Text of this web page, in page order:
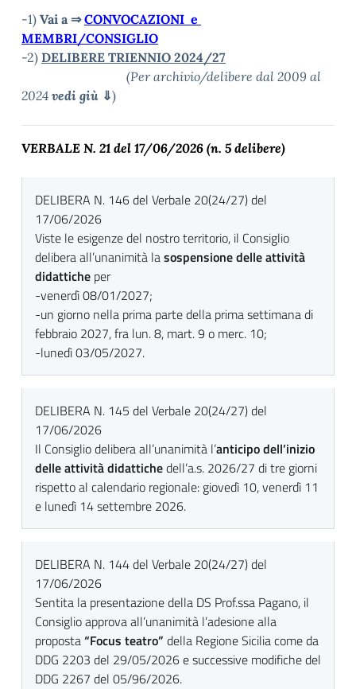
-1) Vai a ⇒ CONVOCAZIONI e
MEMBRI/CONSIGLIO
-2) DELIBERE TRIENNIO 2024/27
(Per archivio/delibere dal 2009 al
2024 vedi giù ⇓)
VERBALE N. 21 del 17/06/2026 (n. 5 delibere)
DELIBERA N. 146 del Verbale 20(24/27) del
17/06/2026
Viste le esigenze del nostro territorio, il Consiglio
delibera all’unanimità lasospensione delle attività
didattiche per
-venerdì 08/01/2027;
-un giorno nella prima parte della prima settimana di
febbraio 2027, fra lun. 8, mart. 9 o merc. 10;
-lunedì 03/05/2027.
DELIBERA N. 145 del Verbale 20(24/27) del
17/06/2026
Il Consiglio delibera all’unanimità l’anticipo dell’inizio
delle attività didattichedell’a.s. 2026/27 di tre giorni
rispetto al calendario regionale: giovedì 10, venerdì 11
e lunedì 14 settembre 2026.
DELIBERA N. 144 del Verbale 20(24/27) del
17/06/2026
Sentita la presentazione della DS Prof.ssa Pagano, il
Consiglio approva all’unanimità l’adesione alla
proposta“Focus teatro” della Regione Sicilia come da
DDG 2203 del 29/05/2026 e successive modifiche del
DDG 2267 del 05/96/2026.